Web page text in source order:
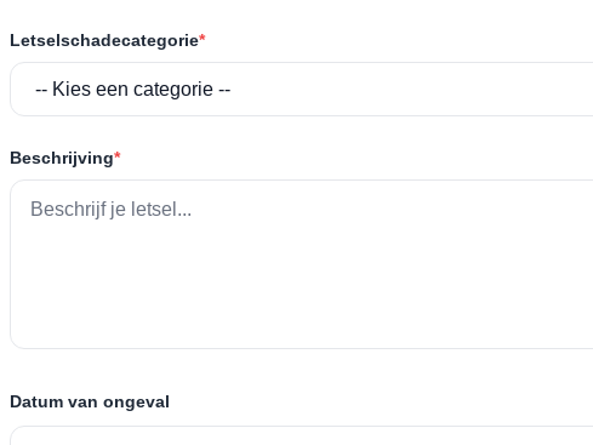
Letselschadecategorie*
Beschrijving*
Datum van ongeval